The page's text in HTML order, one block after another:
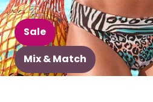
Sale
Mix & Match